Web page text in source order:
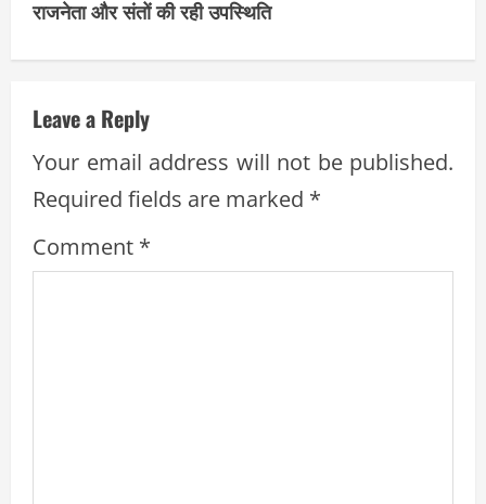
R
e
a
d
राजनेता और संतों की रही उपस्थिति
Leave a Reply
Your email address will not be published.
Required fields are marked *
Comment *